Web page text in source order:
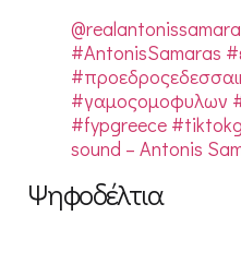
#AntonisSamaras
#γαμοςομοφυλων
#fypgreece
sound – Antonis
Ψηφοδέλτια